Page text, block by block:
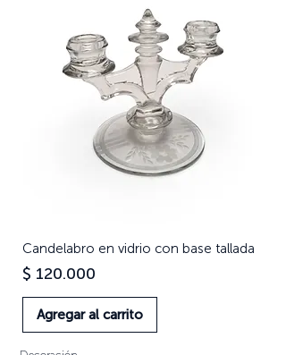
Candelabro en vidrio con base tallada
Precio
$ 120.000
Agregar al carrito